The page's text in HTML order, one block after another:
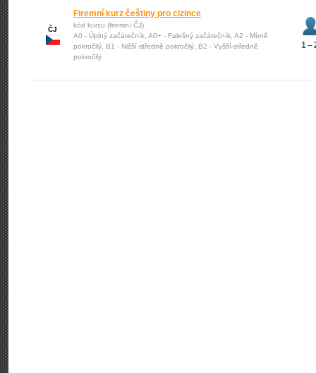
ČJ
Firemní kurz češtiny pro cizince
kód kurzu (firemní ČJ)
A0 - Úplný začátečník, A0+ - Falešný začátečník, A2 - Mírně
pokročilý, B1 - Nižší-středně pokročilý, B2 - Vyšší-středně
pokročilý
1 –